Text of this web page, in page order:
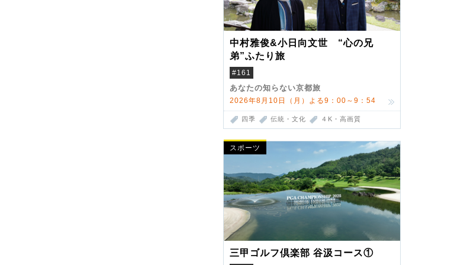
中村雅俊&小日向文世 “心の兄
弟”ふたり旅
#161
あなたの知らない京都旅
2026年8月10日（月）よる9：00～9：54
四季 伝統・文化 ４K・高画質
スポーツ
三甲ゴルフ倶楽部 谷汲コース①